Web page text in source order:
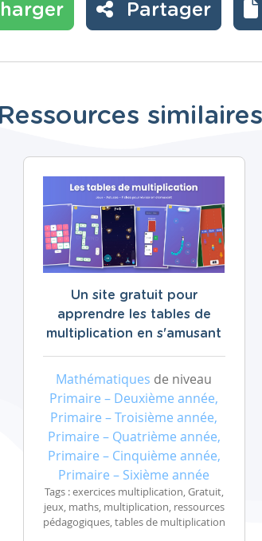
Partager
Ressources similaires
Un site gratuit pour
apprendre les tables de
multiplication en s'amusant
Mathématiques de niveau
Primaire – Deuxième année,
Primaire – Troisième année,
Primaire – Quatrième année,
Primaire – Cinquième année,
Primaire – Sixième année
Tags : exercices multiplication, Gratuit,
jeux, maths, multiplication, ressources
pédagogiques, tables de multiplication